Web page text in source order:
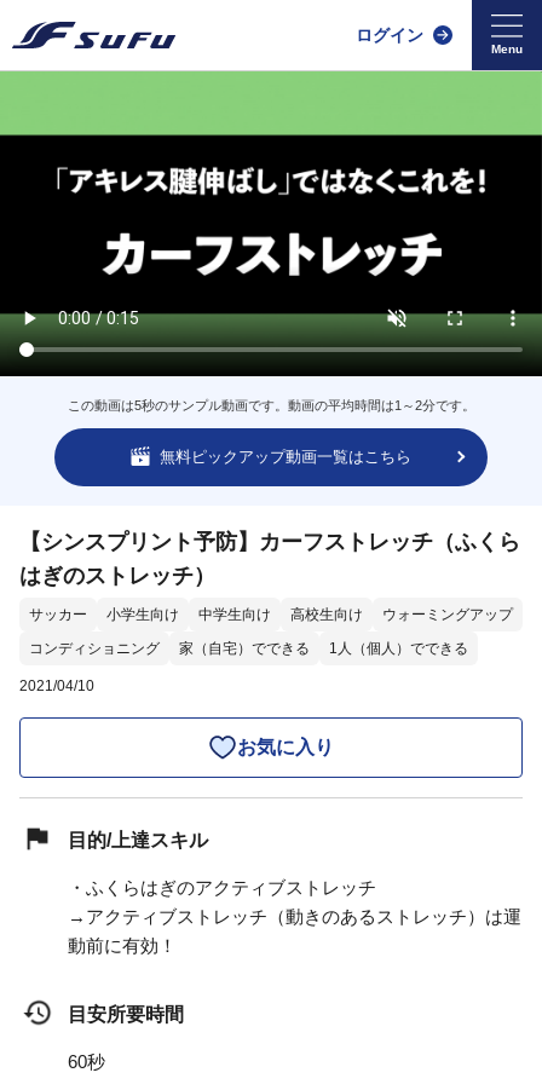
ログイン
この動画は5秒のサンプル動画です。動画の平均時間は1～2分です。
無料ピックアップ動画一覧はこちら
【シンスプリント予防】カーフストレッチ（ふくら
はぎのストレッチ）
サッカー 小学生向け 中学生向け 高校生向け
ウォーミングアップ
コンディショニング
家（自宅）でできる 1人（個人）でできる
2021/04/10
お気に入り
目的/上達スキル
・ふくらはぎのアクティブストレッチ
→アクティブストレッチ（動きのあるストレッチ）は運
動前に有効！
目安所要時間
60秒